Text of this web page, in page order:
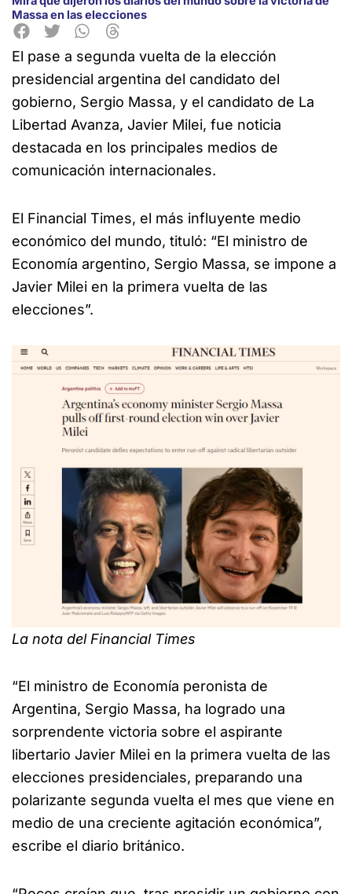
Massa en las elecciones
El pase a segunda vuelta de la elección
presidencial argentina del candidato del
gobierno, Sergio Massa, y el candidato de La
Libertad Avanza, Javier Milei, fue noticia
destacada en los principales medios de
comunicación internacionales.
El Financial Times, el más influyente medio
económico del mundo, tituló: “El ministro de
Economía argentino, Sergio Massa, se impone a
Javier Milei en la primera vuelta de las
elecciones”.
La nota del Financial Times
“El ministro de Economía peronista de
Argentina, Sergio Massa, ha logrado una
sorprendente victoria sobre el aspirante
libertario Javier Milei en la primera vuelta de las
elecciones presidenciales, preparando una
polarizante segunda vuelta el mes que viene en
medio de una creciente agitación económica”,
escribe el diario británico.